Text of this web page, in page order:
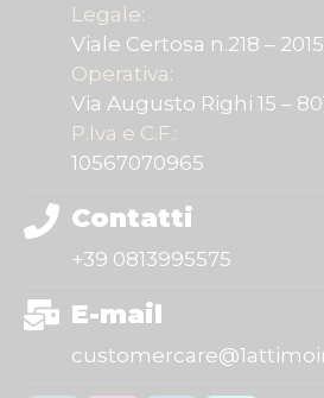
Legale:
Viale Certosa n.218 –
Operativa:
Via Augusto Righi 15 –
P.Iva e C.F.:
10567070965
Contatti
+39 0813995575
E-mail